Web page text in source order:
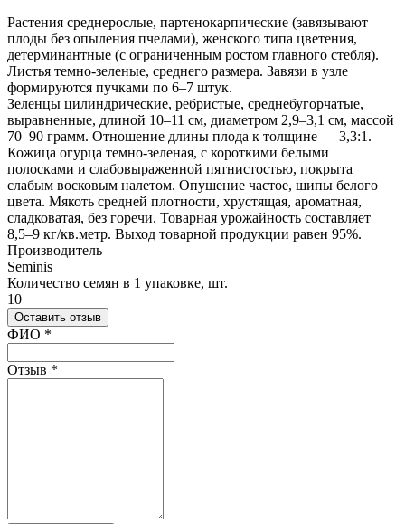
Растения среднерослые, партенокарпические (завязывают
плоды без опыления пчелами), женского типа цветения,
детерминантные (с ограниченным ростом главного стебля).
Листья темно-зеленые, среднего размера. Завязи в узле
формируются пучками по 6–7 штук.
Зеленцы цилиндрические, ребристые, среднебугорчатые,
выравненные, длиной 10–11 см, диаметром 2,9–3,1 см, массой
70–90 грамм. Отношение длины плода к толщине — 3,3:1.
Кожица огурца темно-зеленая, с короткими белыми
полосками и слабовыраженной пятнистостью, покрыта
слабым восковым налетом. Опушение частое, шипы белого
цвета. Мякоть средней плотности, хрустящая, ароматная,
сладковатая, без горечи. Товарная урожайность составляет
8,5–9 кг/кв.метр. Выход товарной продукции равен 95%.
Производитель
Seminis
Количество семян в 1 упаковке, шт.
10
Оставить отзыв
Ваш отзыв был отправлен!
ФИО *
Отзыв *